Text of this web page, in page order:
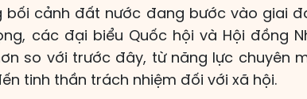
bối cảnh đất nước đang bước vào giai
các đại biểu Quốc hội và Hội đồng
so với trước đây, từ năng lực chuyên
tinh thần trách nhiệm đối với xã hội.